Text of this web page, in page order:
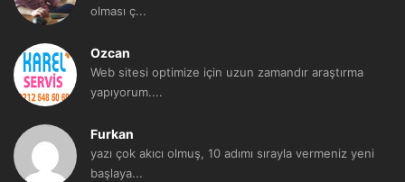
olması ç...
Ozcan
Web sitesi optimize için uzun zamandır araştırma
yapıyorum....
Furkan
yazı çok akıcı olmuş, 10 adımı sırayla vermeniz yeni
başlaya...